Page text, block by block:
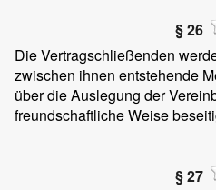
§ 26
Die Vertragschließenden
zwischen ihnen entstehende
über die Auslegung der
freundschaftliche Weise
§ 27